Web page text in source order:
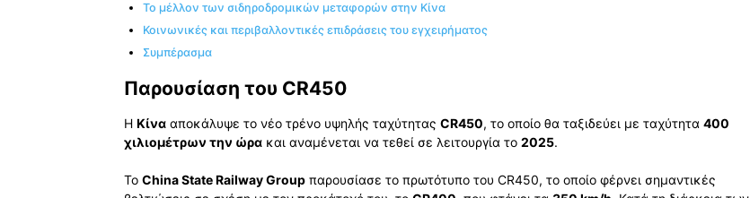
Το μέλλον των σιδηροδρομικών μεταφορών στην Κίνα
Κοινωνικές και περιβαλλοντικές επιδράσεις του εγχειρήματος
Συμπέρασμα
Παρουσίαση του CR450
Η Κίνα αποκάλυψε το νέο τρένο υψηλής ταχύτητας CR450, το οποίο θα ταξιδεύει με ταχύτητα 400
χιλιομέτρων την ώρα και αναμένεται να τεθεί σε λειτουργία το 2025.
Το China State Railway Group παρουσίασε το πρωτότυπο του CR450, το οποίο φέρνει σημαντικές